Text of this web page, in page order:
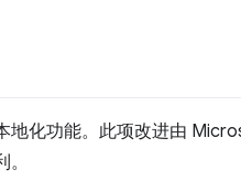
化功能。此项改进由